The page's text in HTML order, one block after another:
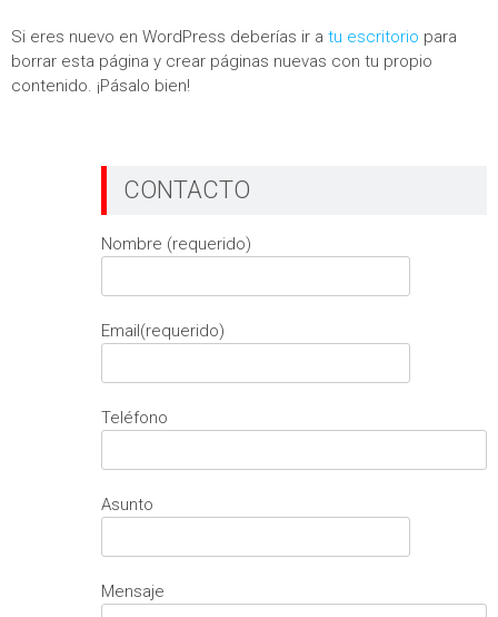
Si eres nuevo en WordPress deberías ir a tu escritorio para
borrar esta página y crear páginas nuevas con tu propio
contenido. ¡Pásalo bien!
CONTACTO
Nombre (requerido)
Email(requerido)
Teléfono
Asunto
Mensaje